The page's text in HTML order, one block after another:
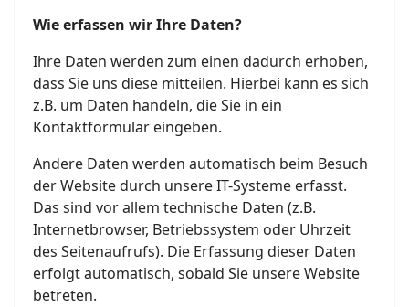
Wie erfassen wir Ihre Daten?
Ihre Daten werden zum einen dadurch erhoben,
dass Sie uns diese mitteilen. Hierbei kann es sich
z.B. um Daten handeln, die Sie in ein
Kontaktformular eingeben.
Andere Daten werden automatisch beim Besuch
der Website durch unsere IT-Systeme erfasst.
Das sind vor allem technische Daten (z.B.
Internetbrowser, Betriebssystem oder Uhrzeit
des Seitenaufrufs). Die Erfassung dieser Daten
erfolgt automatisch, sobald Sie unsere Website
betreten.